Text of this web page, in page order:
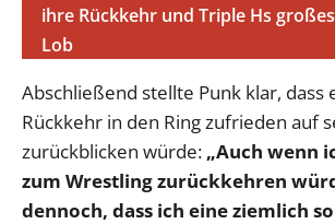
ihre Rückkehr und Triple Hs großes
Lob
Abschließend stellte Punk klar, dass
Rückkehr in den Ring zufrieden auf
zurückblicken würde: „Auch wenn
zum Wrestling zurückkehren
dennoch, dass ich eine ziemlich